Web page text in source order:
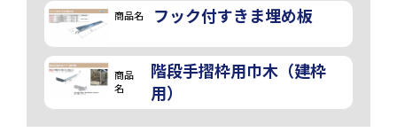
商品名 フック付すきま埋め板
商品
名
階段手摺枠用巾木（建枠
用）